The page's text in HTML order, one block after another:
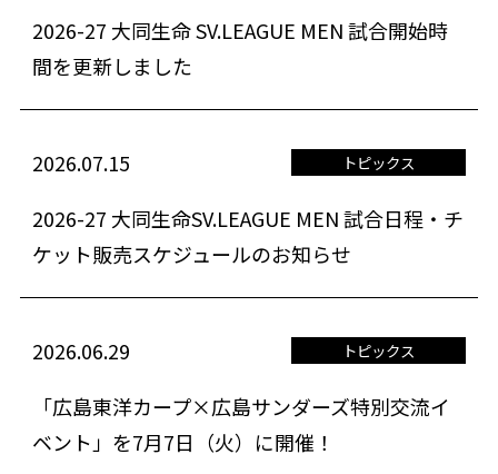
2026-27 大同生命 SV.LEAGUE MEN 試合開始時
間を更新しました
2026.07.15 トピックス
2026-27 大同生命SV.LEAGUE MEN 試合日程・チ
ケット販売スケジュールのお知らせ
2026.06.29 トピックス
「広島東洋カープ×広島サンダーズ特別交流イ
ベント」を7月7日（火）に開催！